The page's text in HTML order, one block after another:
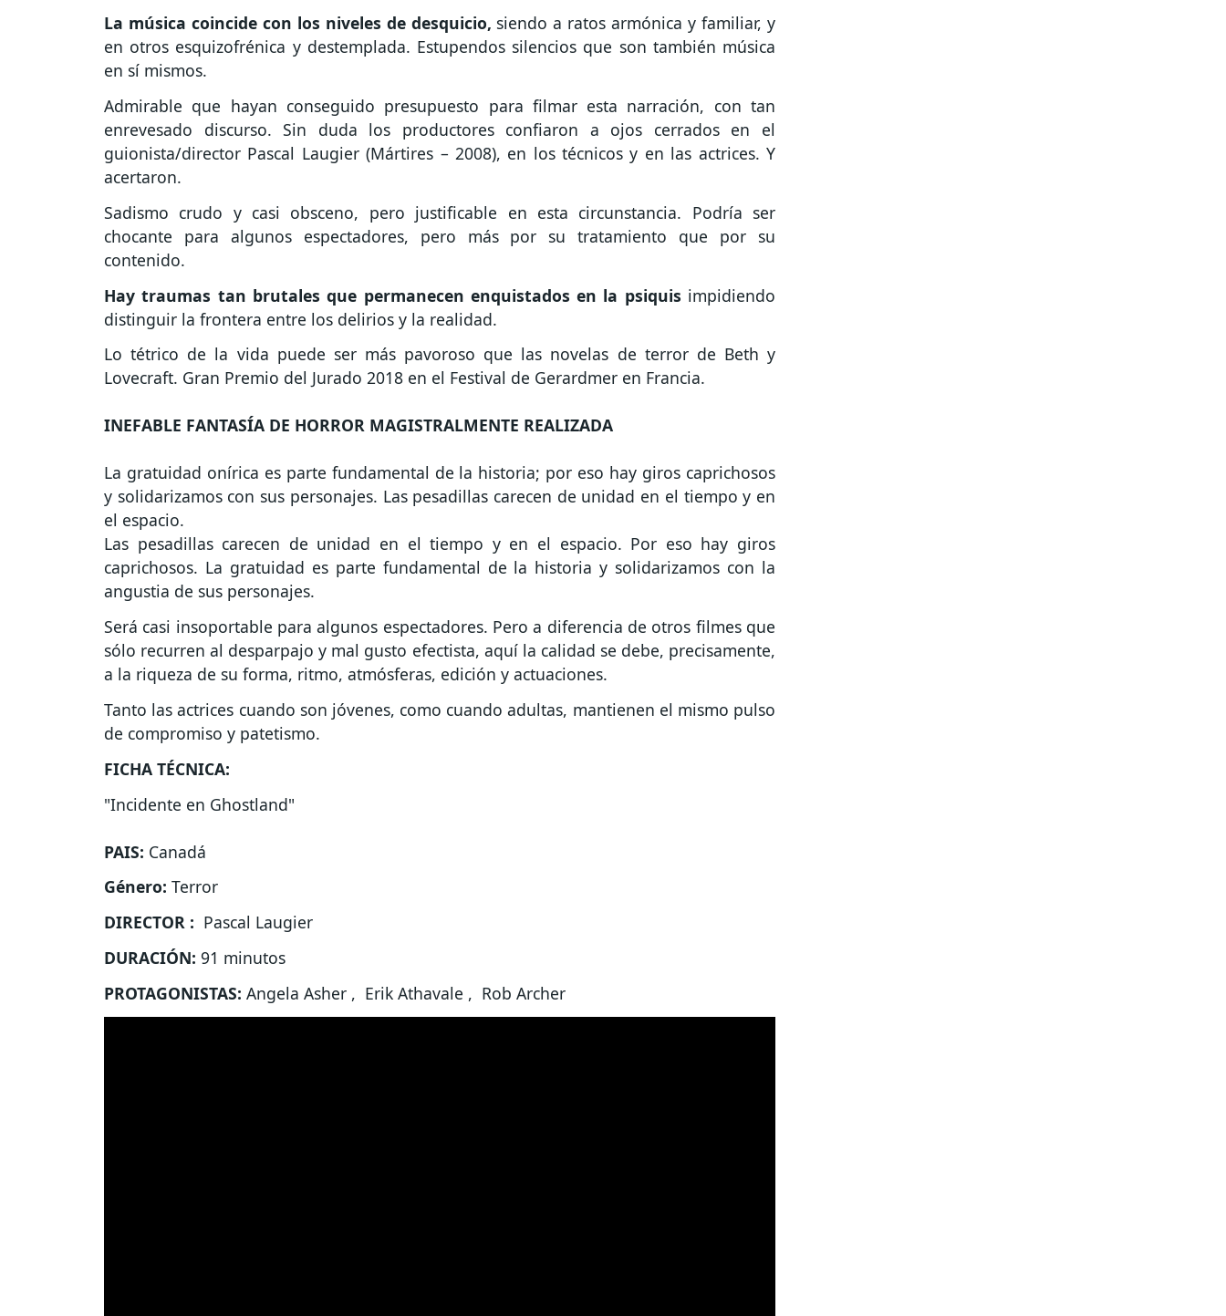
La música coincide con los niveles de desquicio, siendo a ratos armónica y familiar, y
en otros esquizofrénica y destemplada. Estupendos silencios que son también música
en sí mismos.
Admirable que hayan conseguido presupuesto para filmar esta narración, con tan
enrevesado discurso. Sin duda los productores confiaron a ojos cerrados en el
guionista/director Pascal Laugier (Mártires – 2008), en los técnicos y en las actrices. Y
acertaron.
Sadismo crudo y casi obsceno, pero justificable en esta circunstancia. Podría ser
chocante para algunos espectadores, pero más por su tratamiento que por su
contenido.
Hay traumas tan brutales que permanecen enquistados en la psiquis impidiendo
distinguir la frontera entre los delirios y la realidad.
Lo tétrico de la vida puede ser más pavoroso que las novelas de terror de Beth y
Lovecraft. Gran Premio del Jurado 2018 en el Festival de Gerardmer en Francia.
INEFABLE FANTASÍA DE HORROR MAGISTRALMENTE REALIZADA
La gratuidad onírica es parte fundamental de la historia; por eso hay giros caprichosos
y solidarizamos con sus personajes. Las pesadillas carecen de unidad en el tiempo y en
el espacio.
Las pesadillas carecen de unidad en el tiempo y en el espacio. Por eso hay giros
caprichosos. La gratuidad es parte fundamental de la historia y solidarizamos con la
angustia de sus personajes.
Será casi insoportable para algunos espectadores. Pero a diferencia de otros filmes que
sólo recurren al desparpajo y mal gusto efectista, aquí la calidad se debe, precisamente,
a la riqueza de su forma, ritmo, atmósferas, edición y actuaciones.
Tanto las actrices cuando son jóvenes, como cuando adultas, mantienen el mismo pulso
de compromiso y patetismo.
FICHA TÉCNICA:
"Incidente en Ghostland"
PAIS: Canadá
Género: Terror
DIRECTOR : Pascal Laugier
DURACIÓN: 91 minutos
PROTAGONISTAS: Angela Asher , Erik Athavale , Rob Archer